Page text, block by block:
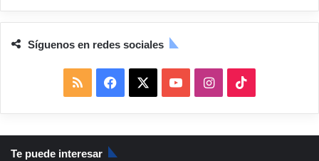
Síguenos en redes sociales
S
S
a
c
o
u
I
n
s
i
k
Te puede interesar